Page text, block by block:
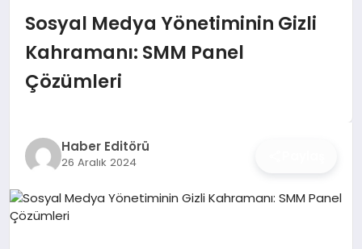
TEKNOLOJI
OYUN
ANA DEMO
TEKNOLOJI
Sosyal Medya Yönetiminin Gizli
Kahramanı: SMM Panel
Çözümleri
Haber Editörü
26 Aralık 2024